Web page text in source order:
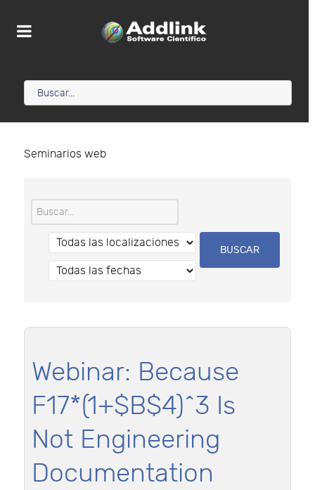
Seminarios web
Webinar: Because
F17*(1+$B$4)^3 Is
Not Engineering
Documentation